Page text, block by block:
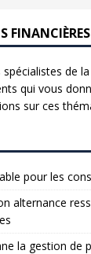
FINANCIÈRES
de
qui vous
sur ces
pour les
alternance
la gestion de